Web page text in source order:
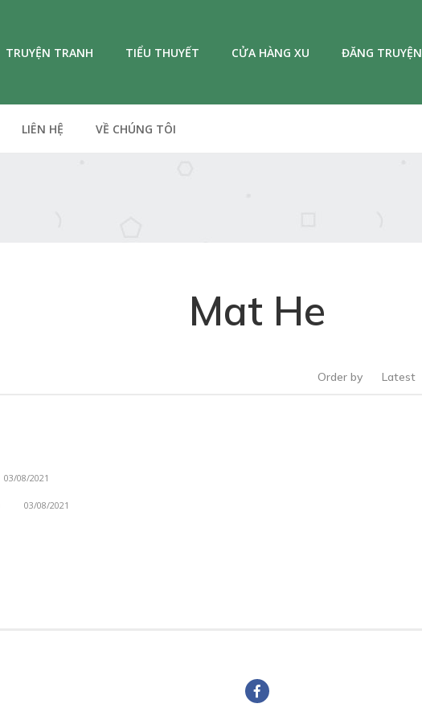
TRUYỆN TRANH TIỂU THUYẾT CỬA HÀNG XU ĐĂNG TRUYỆN
LIÊN HỆ VỀ CHÚNG TÔI
Mat He
Order by Latest
03/08/2021
03/08/2021